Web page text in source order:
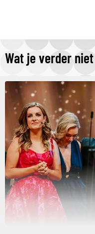
Wat je verder